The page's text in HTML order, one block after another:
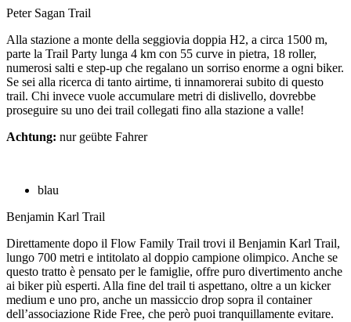
Peter Sagan Trail
Alla stazione a monte della seggiovia doppia H2, a circa 1500 m,
parte la Trail Party lunga 4 km con 55 curve in pietra, 18 roller,
numerosi salti e step-up che regalano un sorriso enorme a ogni biker.
Se sei alla ricerca di tanto airtime, ti innamorerai subito di questo
trail. Chi invece vuole accumulare metri di dislivello, dovrebbe
proseguire su uno dei trail collegati fino alla stazione a valle!
Achtung: nur geübte Fahrer
blau
Benjamin Karl Trail
Direttamente dopo il Flow Family Trail trovi il Benjamin Karl Trail,
lungo 700 metri e intitolato al doppio campione olimpico. Anche se
questo tratto è pensato per le famiglie, offre puro divertimento anche
ai biker più esperti. Alla fine del trail ti aspettano, oltre a un kicker
medium e uno pro, anche un massiccio drop sopra il container
dell’associazione Ride Free, che però puoi tranquillamente evitare.